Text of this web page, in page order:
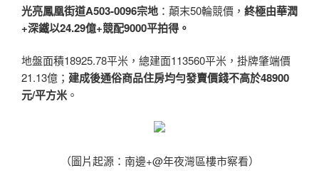
光亮鳳凰街道A503-0096宗地 ：顛末50輪競價， 終極由華潤
+深鐵以24.29億+競配9000平拍得。
地盤面積18925.78平米，總建面113560平米，掛牌肇端價
21.13億； 建成後通俗商品住房均勻發賣價錢不高於48900
元/平方米 。
（圖片起源：南邊+@年夜灣區樓市察看）